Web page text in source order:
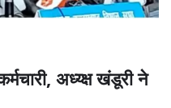
अध्य्क्ष खंडूरी ने